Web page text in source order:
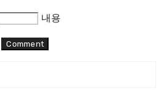
내용
Comment